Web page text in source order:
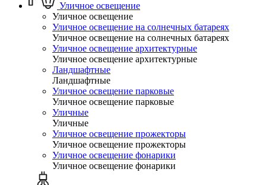
Уличное освещение
Уличное освещение
Уличное освещение на солнечных батареях
Уличное освещение на солнечных батареях
Уличное освещение архитектурные
Уличное освещение архитектурные
Ландшафтные
Ландшафтные
Уличное освещение парковые
Уличное освещение парковые
Уличные
Уличные
Уличное освещение прожекторы
Уличное освещение прожекторы
Уличное освещение фонарики
Уличное освещение фонарики